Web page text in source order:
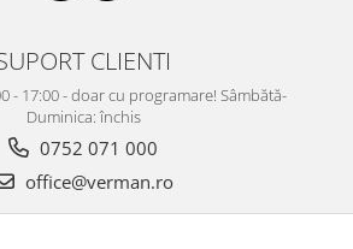
CLIENTI
- 17:00 - doar cu programare! Sâmbătă-
Duminica: închis
0752 071 000
office@verman.ro